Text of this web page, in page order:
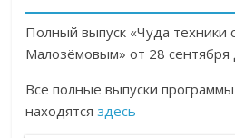
Полный выпуск «Чуда техники
Малозёмовым» от 28 сентября
Все полные выпуски
находятсяздесь